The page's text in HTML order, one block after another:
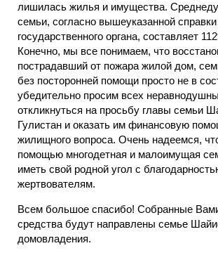
лишилась жилья и имущества.
семьи, согласно вышеуказанной справки
государственного органа, составляет
Конечно, мы все понимаем, что
пострадавший от пожара жилой дом,
без посторонней помощи просто не в
убедительно просим всех
откликнуться на просьбу главы семьи
Гулистан и оказать им финансовую
жилищного вопроса. Очень надеемся,
помощью многодетная и малоимущая
иметь свой родной угол с
жертвователям.
Всем большое спасибо! Собранные
средства будут направлены семье
домовладения.